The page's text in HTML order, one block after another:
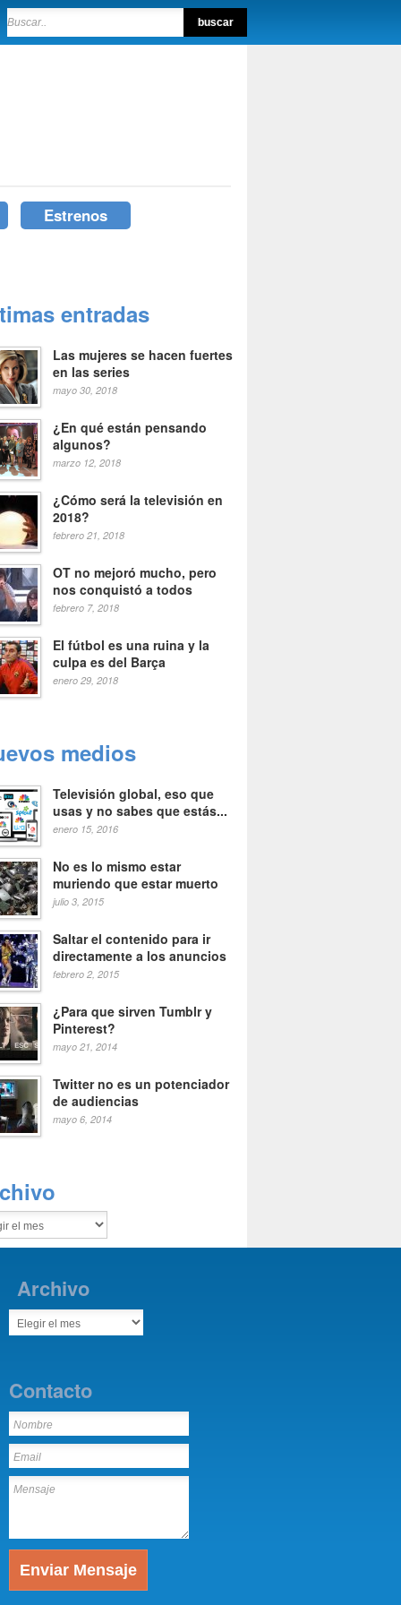
Estrenos
entradas
Las mujeres se hacen fuertes
en las series
mayo 30, 2018
¿En qué están pensando
algunos?
marzo 12, 2018
¿Cómo será la televisión en
2018?
febrero 21, 2018
OT no mejoró mucho, pero
nos conquistó a todos
febrero 7, 2018
El fútbol es una ruina y la
culpa es del Barça
enero 29, 2018
medios
Televisión global, eso que
usas y no sabes que estás...
enero 15, 2016
No es lo mismo estar
muriendo que estar muerto
julio 3, 2015
Saltar el contenido para ir
directamente a los anuncios
febrero 2, 2015
¿Para que sirven Tumblr y
Pinterest?
mayo 21, 2014
Twitter no es un potenciador
de audiencias
mayo 6, 2014
Archivo
Contacto